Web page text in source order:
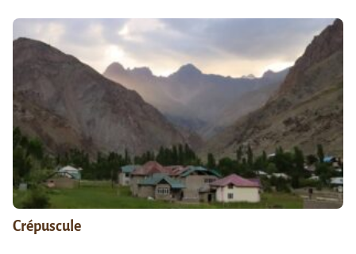
Crépuscule